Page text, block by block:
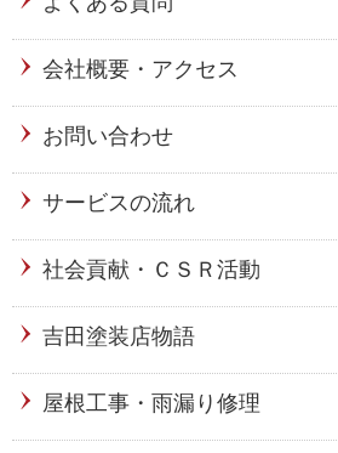
会社概要・アクセス
お問い合わせ
サービスの流れ
社会貢献・ＣＳＲ活動
吉田塗装店物語
屋根工事・雨漏り修理